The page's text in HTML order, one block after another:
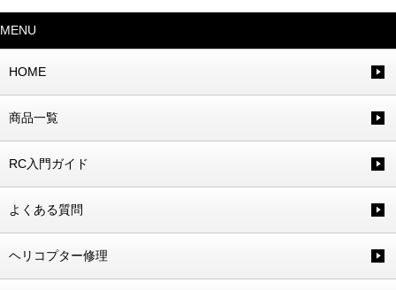
MENU
HOME
商品一覧
RC入門ガイド
よくある質問
ヘリコプター修理